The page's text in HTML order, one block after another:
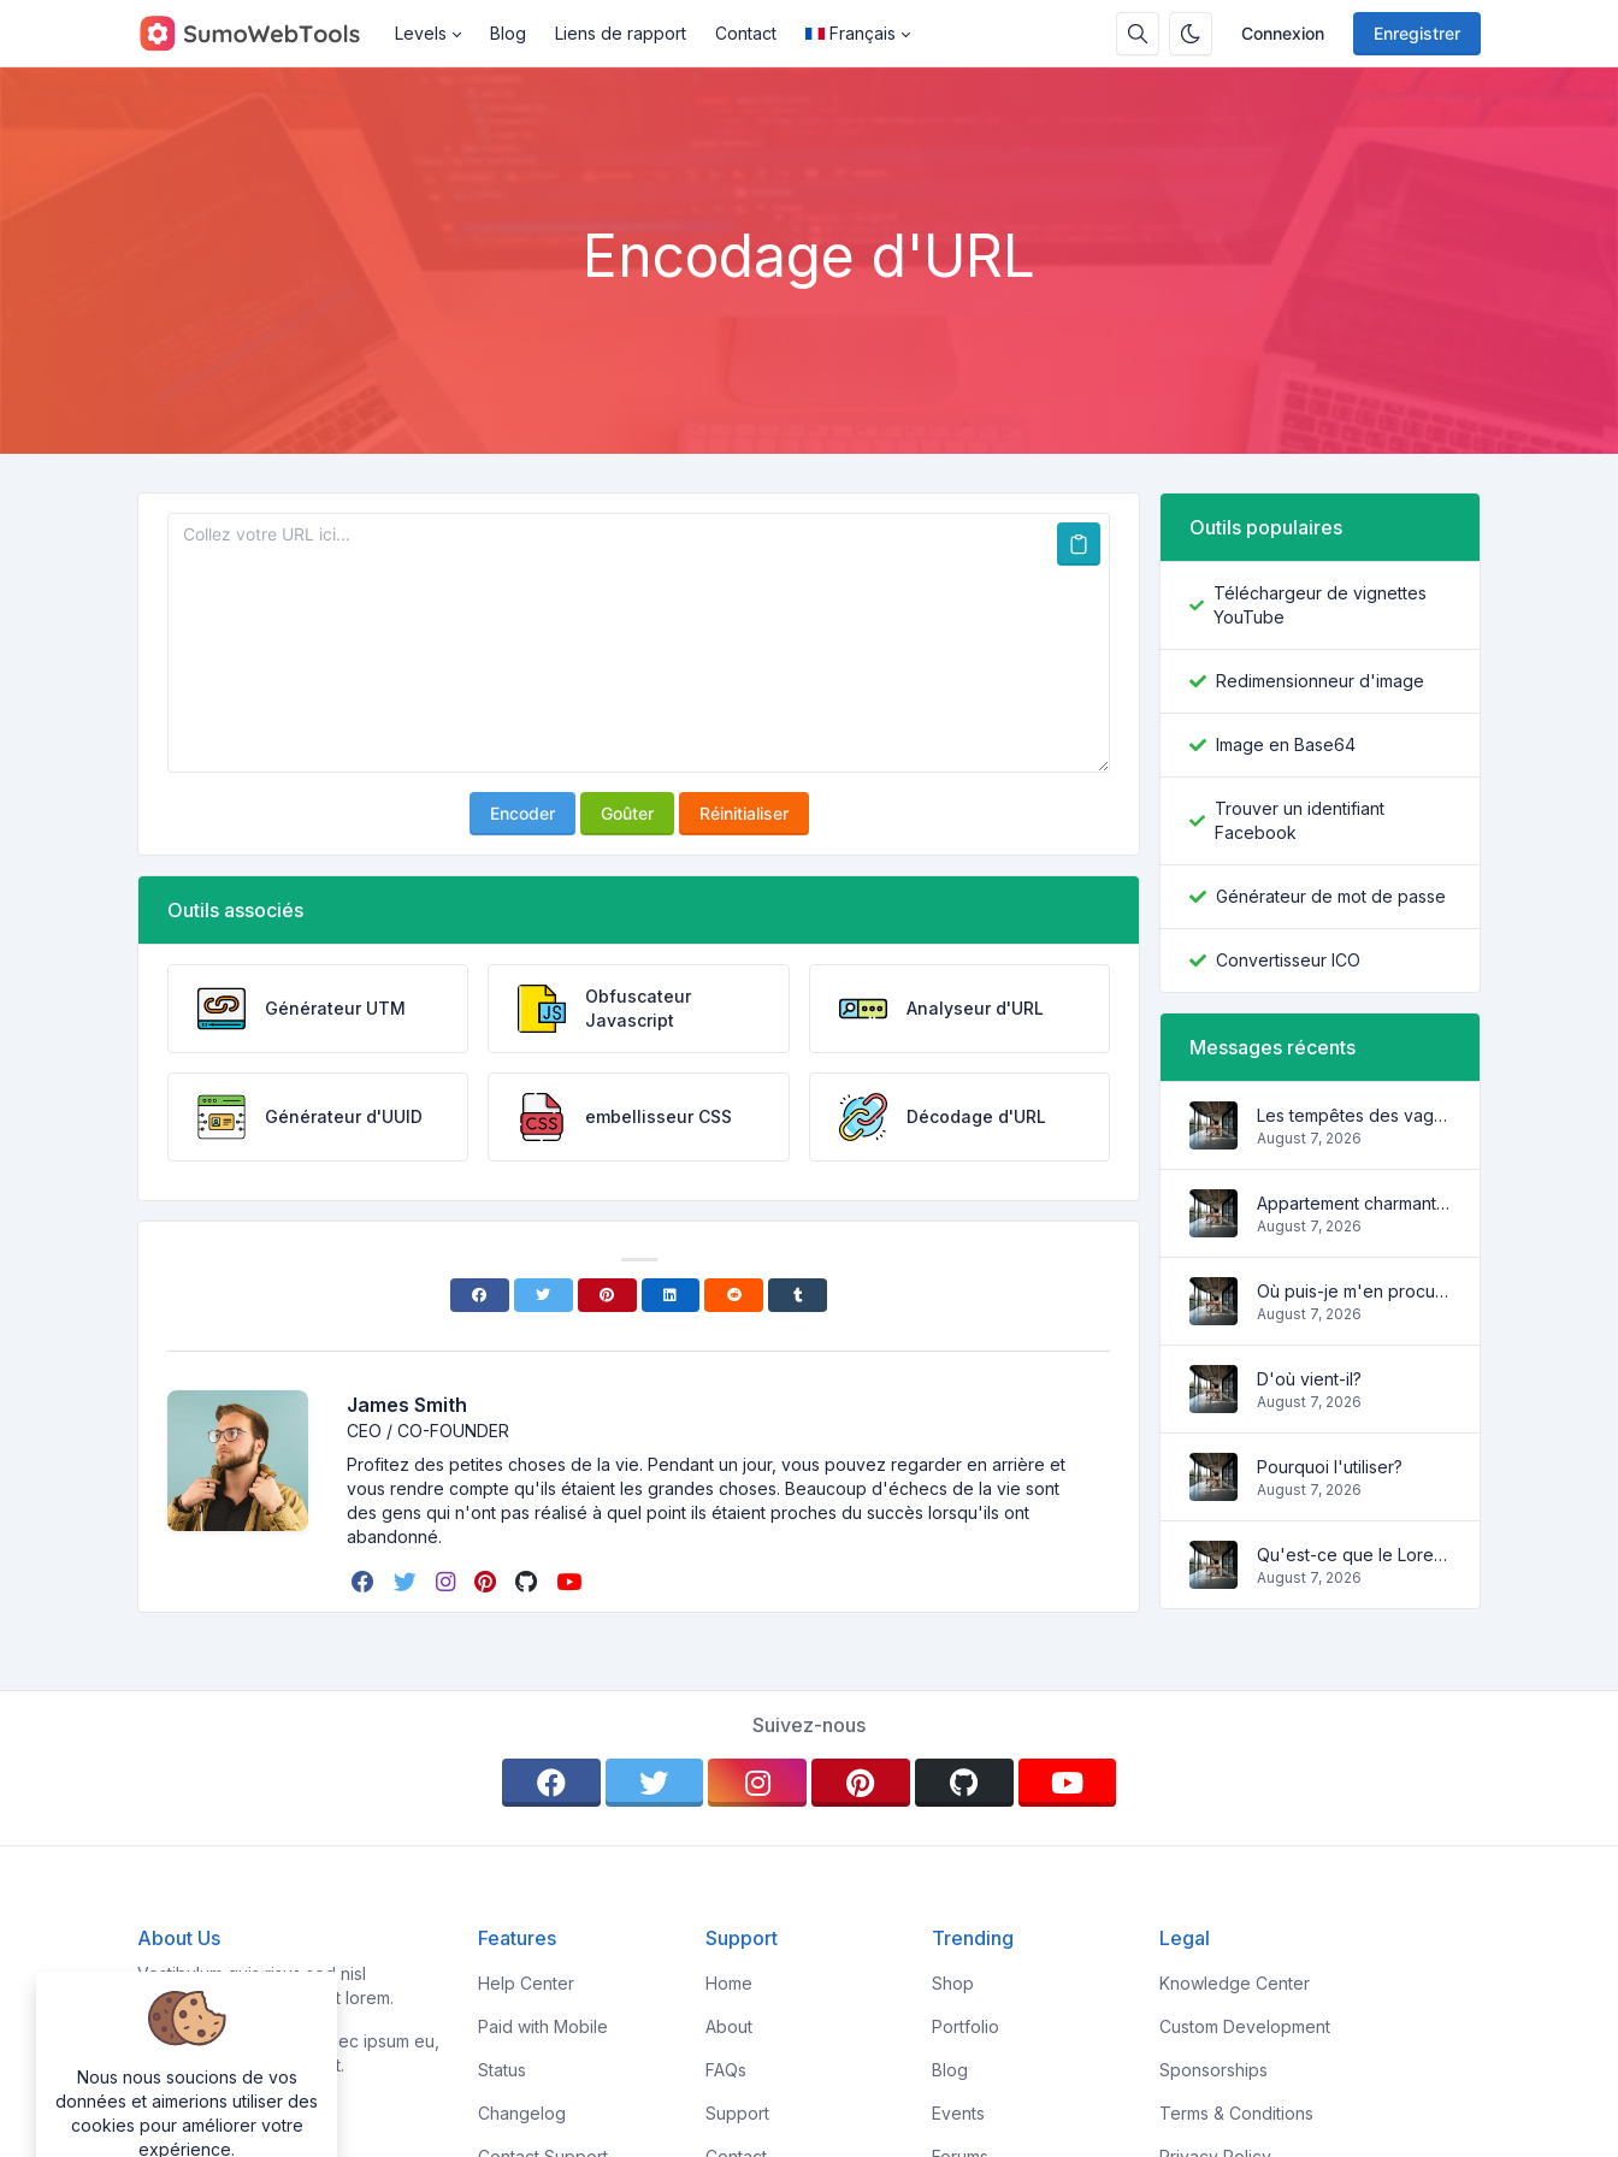
Connexion Enregistrer
Levels Blog Liens de rapport Contact Français
Encodage d'URL
Encoder Goûter Réinitialiser
Outils associés
Générateur UTM
Obfuscateur
Javascript
Analyseur d'URL
Générateur d'UUID embellisseur CSS Décodage d'URL
James Smith
CEO / CO-FOUNDER
Profitez des petites choses de la vie. Pendant un jour, vous pouvez regarder en arrière et
vous rendre compte qu'ils étaient les grandes choses. Beaucoup d'échecs de la vie sont
des gens qui n'ont pas réalisé à quel point ils étaient proches du succès lorsqu'ils ont
abandonné.
Outils populaires
Téléchargeur de vignettes
YouTube
Redimensionneur d'image
Image en Base64
Trouver un identifiant
Facebook
Générateur de mot de passe
Convertisseur ICO
Messages récents
Les tempêtes des vagues
August 7, 2026
Appartement charmant et confortable
August 7, 2026
Où puis-je m'en procurer?
August 7, 2026
D'où vient-il?
August 7, 2026
Pourquoi l'utiliser?
August 7, 2026
Qu'est-ce que le Lorem Ipsum?
August 7, 2026
Suivez-nous
About Us
Vestibulum quis risus sed nisl
pellentesque aliquet et et lorem.
Fusce nibh nisl, gravida nec ipsum eu,
feugiat condimentum velit.
Features
Help Center
Paid with Mobile
Status
Changelog
Support
Home
About
FAQs
Support
Trending
Shop
Portfolio
Blog
Events
Legal
Knowledge Center
Custom Development
Sponsorships
Terms & Conditions
Nous nous soucions de vos
données et aimerions utiliser des
cookies pour améliorer votre
expérience.